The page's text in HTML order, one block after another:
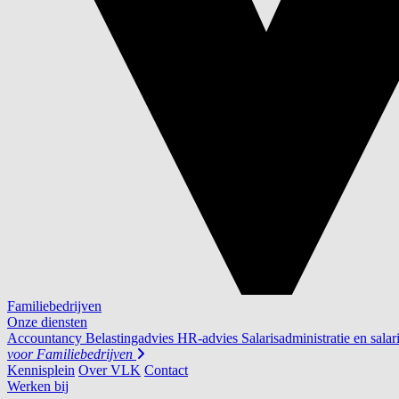
Familiebedrijven
Onze diensten
Accountancy Belastingadvies HR-advies Salarisadministratie en
voor Familiebedrijven
Kennisplein Over VLK Contact
Werken bij